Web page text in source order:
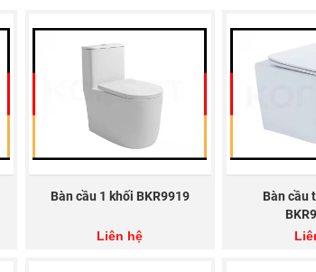
Bàn cầu 1 khối BKR9919
Liên hệ
Bàn cầu